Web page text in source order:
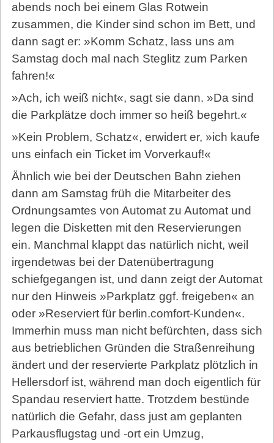
abends noch bei einem Glas Rotwein
zusammen, die Kinder sind schon im Bett, und
dann sagt er: »Komm Schatz, lass uns am
Samstag doch mal nach Steglitz zum Parken
fah­ren!«
»Ach, ich weiß nicht«, sagt sie dann. »Da sind
die Parkplätze doch immer so heiß begehrt.«
»Kein Problem, Schatz«, erwidert er, »ich kaufe
uns einfach ein Ticket im Vorverkauf!«
Ähnlich wie bei der Deutschen Bahn ziehen
dann am Samstag früh die Mitarbeiter des
Ordnungsamtes von Automat zu Automat und
legen die Disketten mit den Reservierungen
ein. Manchmal klappt das natürlich nicht, weil
irgendetwas bei der Datenübertragung
schiefgegangen ist, und dann zeigt der Automat
nur den Hinweis »Parkplatz ggf. freigeben« an
oder »Reserviert für berlin.comfort-Kunden«.
Immerhin muss man nicht befürchten, dass sich
aus betrieblichen Gründen die Straßenreihung
ändert und der reservierte Parkplatz plötzlich in
Hellersdorf ist, während man doch eigentlich für
Spandau reserviert hatte. Trotzdem bestünde
natürlich die Gefahr, dass just am geplanten
Park­aus­flugs­tag und -ort ein Umzug,